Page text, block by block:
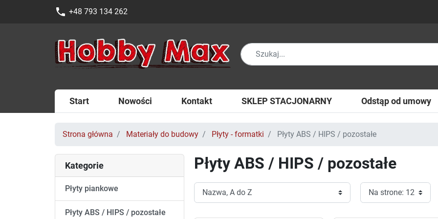
phone +48 793 134 262
Start Nowości Kontakt SKLEP STACJONARNY Odstąp od umowy
Strona główna Materiały do budowy Płyty - formatki Płyty ABS / HIPS / pozostałe
Kategorie
Płyty piankowe
Płyty ABS / HIPS / pozostałe
Płyty ABS / HIPS / pozostałe